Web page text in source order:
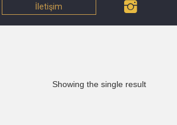
İletişim
Showing the single result